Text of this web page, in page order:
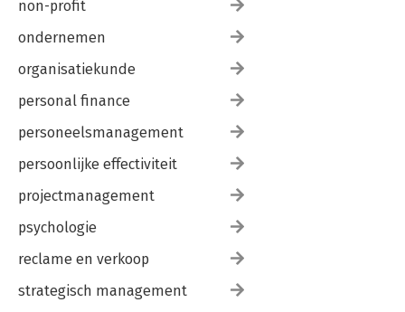
non-profit
ondernemen
organisatiekunde
personal finance
personeelsmanagement
persoonlijke effectiviteit
projectmanagement
psychologie
reclame en verkoop
strategisch management